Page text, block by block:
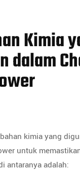
Kimia
dalam
kimia yang
untuk
antaranya adalah: